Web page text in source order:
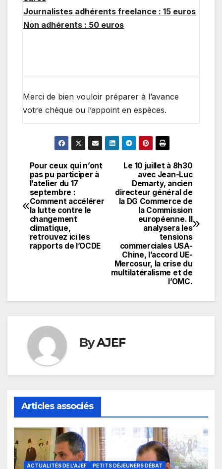
Journalistes adhérents freelance : 15 euros
Non adhérents : 50 euros
Merci de bien vouloir préparer à l’avance
votre chèque ou l’appoint en espèces.
Navigation
de
l’article
Le 10 juillet à 8h30
avec Jean-Luc
Demarty, ancien
directeur général de
la DG Commerce de
la Commission
européenne. Il
analysera les
tensions
commerciales USA-
Chine, l’accord UE-
Mercosur, la crise du
multilatéralisme et de
l’OMC.
Pour ceux qui n’ont
pas pu participer à
l’atelier du 17
septembre :
Comment accélérer
la lutte contre le
changement
climatique,
retrouvez ici les
rapports de l’OCDE
ByAJEF
Articles associés
ACTUALITÉS DE L'AJEF PETITS DÉJEUNERS DÉBAT